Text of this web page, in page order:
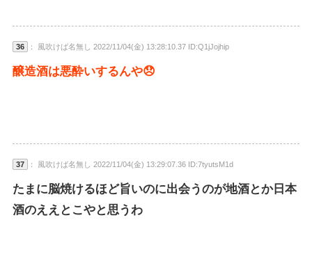
36 ： 風吹けば名無し 2022/11/04(金) 13:28:10.37 ID:Q1jJojhip
醸造酒は悪酔いするんや😞
37 ： 風吹けば名無し 2022/11/04(金) 13:29:07.36 ID:7tyutsM1d
たまに脳焼けるほど旨いのに出会うのが地酒とか日本
酒のええとこやと思うわ